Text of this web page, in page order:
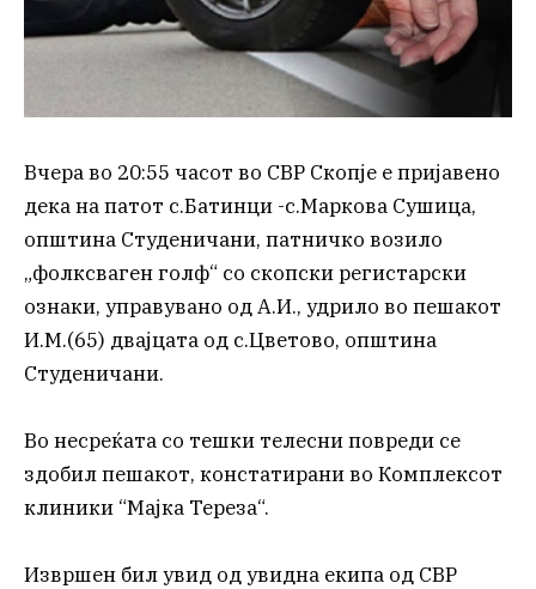
Вчера во 20:55 часот во СВР Скопје е пријавено
дека на патот с.Батинци -с.Маркова Сушица,
општина Студеничани, патничко возило
„фолксваген голф“ со скопски регистарски
ознаки, управувано од А.И., удрило во пешакот
И.М.(65) двајцата од с.Цветово, општина
Студеничани.
Во несреќата со тешки телесни повреди се
здобил пешакот, констатирани во Комплексот
клиники “Мајка Тереза“.
Извршен бил увид од увидна екипа од СВР